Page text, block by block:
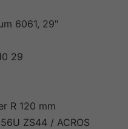
6061, 29"
29
R 120 mm
ZS44 / ACROS